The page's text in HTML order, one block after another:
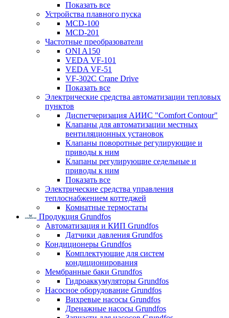
Показать все
Устройства плавного пуска
MCD-100
MCD-201
Частотные преобразователи
ONI A150
VEDA VF-101
VEDA VF-51
VF-302C Crane Drive
Показать все
Электрические средства автоматизации тепловых
пунктов
Диспетчеризация АИИС "Comfort Contour"
Клапаны для автоматизации местных
вентиляционных установок
Клапаны поворотные регулирующие и
приводы к ним
Клапаны регулирующие седельные и
приводы к ним
Показать все
Электрические средства управления
теплоснабжением коттеджей
Комнатные термостаты
Продукция Grundfos
Автоматизация и КИП Grundfos
Датчики давления Grundfos
Кондиционеры Grundfos
Комплектующие для систем
кондиционирования
Мембранные баки Grundfos
Гидроаккумуляторы Grundfos
Насосное оборудование Grundfos
Вихревые насосы Grundfos
Дренажные насосы Grundfos